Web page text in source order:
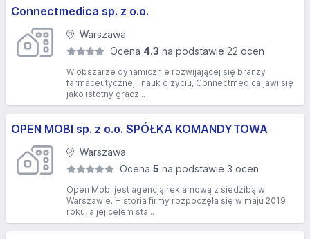
Connectmedica sp. z o.o.
Warszawa
Ocena 4.3 na podstawie 22 ocen
W obszarze dynamicznie rozwijającej się branży
farmaceutycznej i nauk o życiu, Connectmedica jawi się
jako istotny gracz...
OPEN MOBI sp. z o.o. SPÓŁKA KOMANDYTOWA
Warszawa
Ocena 5 na podstawie 3 ocen
Open Mobi jest agencją reklamową z siedzibą w
Warszawie. Historia firmy rozpoczęła się w maju 2019
roku, a jej celem sta...